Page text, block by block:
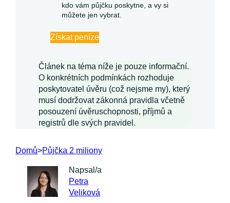
kdo vám půjčku poskytne, a vy si
můžete jen vybrat.
Získat peníze
Článek na téma níže je pouze informační.
O konkrétních podmínkách rozhoduje
poskytovatel úvěru (což nejsme my), který
musí dodržovat zákonná pravidla včetně
posouzení úvěruschopnosti, příjmů a
registrů dle svých pravidel.
Domů>Půjčka 2 miliony
Napsal/a
Petra
Veliková